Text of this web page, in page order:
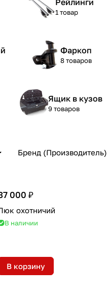
1 товар
Фаркоп
8 товаров
Ящик в кузов
9 товаров
Бренд (Производитель)
000 ₽
охотничий
В наличии
В корзину